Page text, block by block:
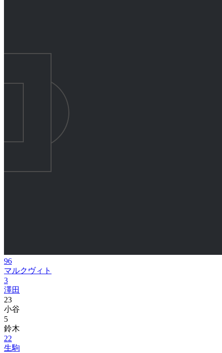
96
マルクヴィト
3
澤田
23
小谷
5
鈴木
22
生駒